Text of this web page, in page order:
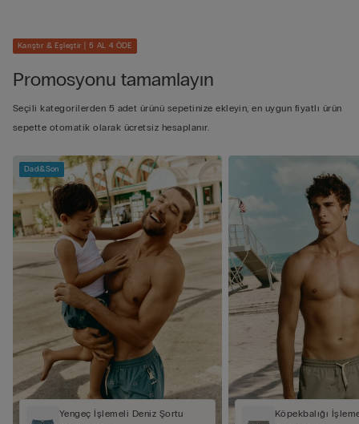
Karıştır & Eşleştir | 5 AL 4 ÖDE
Promosyonu tamamlayın
Seçili kategorilerden 5 adet ürünü sepetinize ekleyin, en uygun fiyatlı ürün
sepette otomatik olarak ücretsiz hesaplanır.
Dad&Son
Yengeç İşlemeli Deniz Şortu Köpekbalığı